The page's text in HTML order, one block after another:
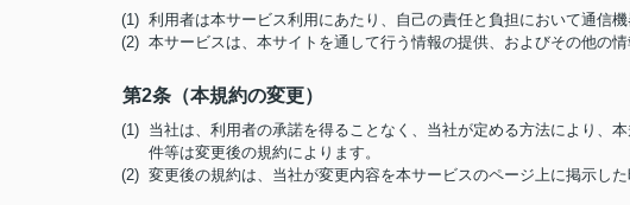
(1) 利用者は本サービス利用にあたり、自己の責任と負担において通信
(2) 本サービスは、本サイトを通して行う情報の提供、およびその他の情
第2条（本規約の変更）
(1) 当社は、利用者の承諾を得ることなく、当社が定める方法により、
件等は変更後の規約によります。
(2) 変更後の規約は、当社が変更内容を本サービスのページ上に掲示した